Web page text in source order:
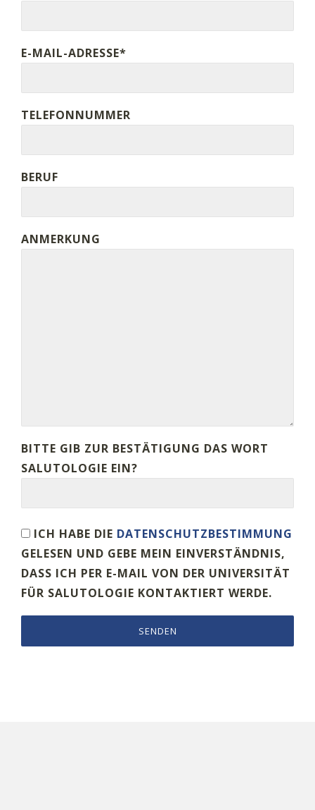
E-MAIL-ADRESSE*
TELEFONNUMMER
BERUF
ANMERKUNG
BITTE GIB ZUR BESTÄTIGUNG DAS WORT
SALUTOLOGIE EIN?
ICH HABE DIE DATENSCHUTZBESTIMMUNG
GELESEN UND GEBE MEIN EINVERSTÄNDNIS,
DASS ICH PER E-MAIL VON DER UNIVERSITÄT
FÜR SALUTOLOGIE KONTAKTIERT WERDE.